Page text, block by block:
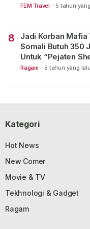
FEM Travel - 5 tahun
8
Jadi Korban Mafia
Somali Butuh 350
Untuk “Pejaten
Ragam - 5 tahun yang lalu
Kategori
Hot News
New Comer
Movie & TV
Tekhnologi & Gadget
Ragam